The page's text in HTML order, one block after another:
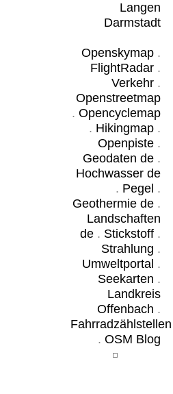
Langen
Darmstadt
Openskymap.
FlightRadar.
Verkehr.
Openstreetmap
. Opencyclemap
. Hikingmap.
Openpiste.
Geodaten de.
Hochwasser de
. Pegel .
Geothermie de.
Landschaften
de. Stickstoff.
Strahlung .
Umweltportal .
Seekarten .
Landkreis
Offenbach .
Fahrradzählstellen
. OSM Blog